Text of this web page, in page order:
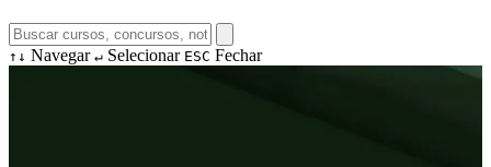
↑↓ Navegar ↵ Selecionar ESC Fechar